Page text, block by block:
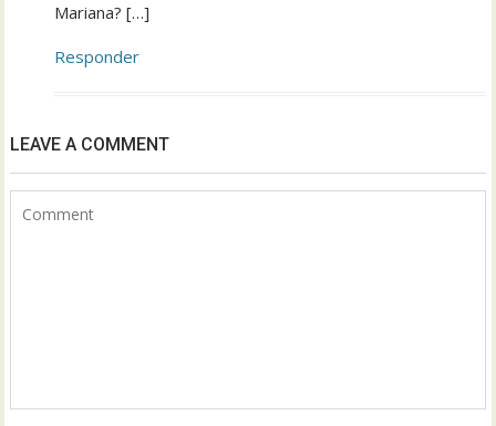
Mariana? […]
Responder
LEAVE A COMMENT